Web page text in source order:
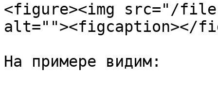
<figure><img src="/files/
alt=""><figcaption></
На примере видим: